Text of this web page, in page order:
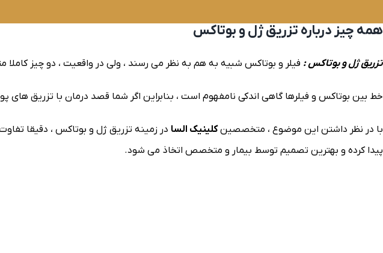
همه چیز درباره تزریق ژل و بوتاکس
تزریق ژل و بوتاکس : فیلر و بوتاکس شبیه به هم به نظر می رسند ، ولی در واقعیت ، دو چیز
خط بین بوتاکس و فیلرها گاهی اندکی نامفهوم است ، بنابراین اگر شما قصد درمان با تزریق های
با در نظر داشتن این موضوع ، متخصصینکلینیک السا در زمینه تزریق ژل و بوتاکس ، دقیقا
پیدا کرده و بهترین تصمیم توسط بیمار و متخصص اتخاذ می شود.